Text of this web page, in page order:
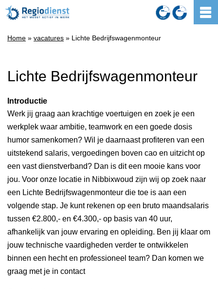
Home » vacatures » Lichte Bedrijfswagenmonteur
Lichte Bedrijfswagenmonteur
Introductie
Werk jij graag aan krachtige voertuigen en zoek je een
werkplek waar ambitie, teamwork en een goede dosis
humor samenkomen? Wil je daarnaast profiteren van een
uitstekend salaris, vergoedingen boven cao en uitzicht op
een vast dienstverband? Dan is dit een mooie kans voor
jou. Voor onze locatie in Nibbixwoud zijn wij op zoek naar
een Lichte Bedrijfswagenmonteur die toe is aan een
volgende stap. Je kunt rekenen op een bruto maandsalaris
tussen €2.800,- en €4.300,- op basis van 40 uur,
afhankelijk van jouw ervaring en opleiding. Ben jij klaar om
jouw technische vaardigheden verder te ontwikkelen
binnen een hecht en professioneel team? Dan komen we
graag met je in contact